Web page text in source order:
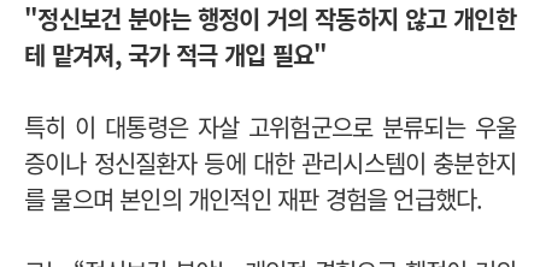
"정신보건 분야는 행정이 거의 작동하지 않고 개인한
테 맡겨져, 국가 적극 개입 필요"
특히 이 대통령은 자살 고위험군으로 분류되는 우울
증이나 정신질환자 등에 대한 관리시스템이 충분한지
를 물으며 본인의 개인적인 재판 경험을 언급했다.